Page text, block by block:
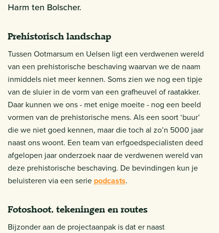
Harm ten Bolscher.
Prehistorisch landschap
Tussen Ootmarsum en Uelsen ligt een verdwenen wereld
van een prehistorische beschaving waarvan we de naam
inmiddels niet meer kennen. Soms zien we nog een tipje
van de sluier in de vorm van een grafheuvel of raatakker.
Daar kunnen we ons - met enige moeite - nog een beeld
vormen van de prehistorische mens. Als een soort ‘buur’
die we niet goed kennen, maar die toch al zo’n 5000 jaar
naast ons woont. Een team van erfgoedspecialisten deed
afgelopen jaar onderzoek naar de verdwenen wereld van
deze prehistorische beschaving. De bevindingen kun je
beluisteren via een serie podcasts.
Fotoshoot, tekeningen en routes
Bijzonder aan de projectaanpak is dat er naast